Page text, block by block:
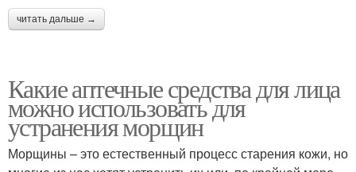
читать дальше →
Какие аптечные средства для лица
можно использовать для
устранения морщин
Морщины – это естественный процесс старения кожи, но